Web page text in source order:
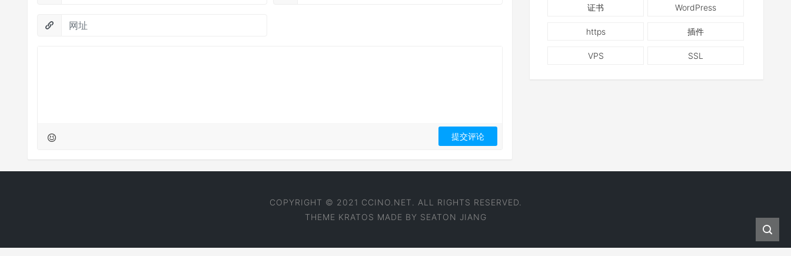
证书 WordPress
https 插件
VPS SSL
COPYRIGHT © 2021 CCINO.NET. ALL RIGHTS RESERVED.
THEME KRATOS MADE BY SEATON JIANG